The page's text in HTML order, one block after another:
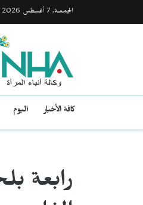
الجمعـة, 7 أغسطس 2026
كافة الأخبار اليوم
رابعة